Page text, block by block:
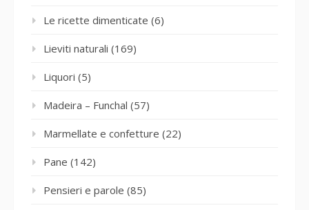
Le ricette dimenticate (6)
Lieviti naturali (169)
Liquori (5)
Madeira – Funchal (57)
Marmellate e confetture (22)
Pane (142)
Pensieri e parole (85)